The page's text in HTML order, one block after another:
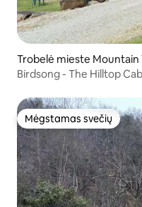
Trobelė mieste Mountain
Birdsong - The Hilltop
Mėgstamas svečių
Mėgstamas svečių